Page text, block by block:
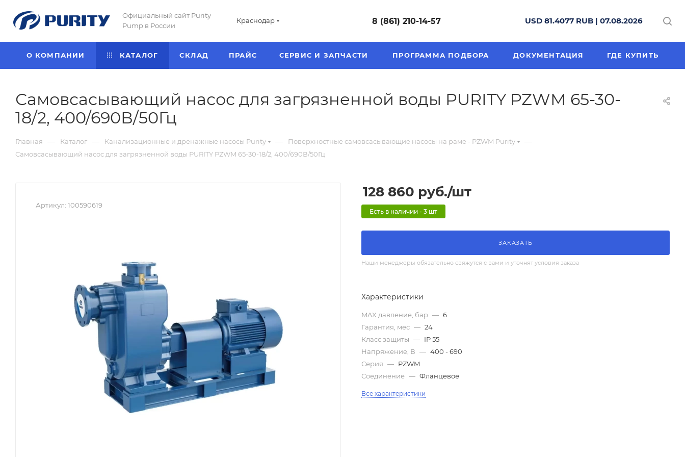
Официальный сайт Purity
Pump в России
Краснодар 8 (861) 210-14-57 USD 81.4077 RUB | 07.08.2026
О КОМПАНИИ КАТАЛОГ CКЛАД ПРАЙС СЕРВИС И ЗАПЧАСТИ ПРОГРАММА ПОДБОРА ДОКУМЕНТАЦИЯ ГДЕ КУПИТЬ
Самовсасывающий насос для загрязненной воды PURITY PZWM 65-30-
18/2, 400/690В/50Гц
Главная — Каталог — Канализационные и дренажные насосы Purity — Поверхностные самовсасывающие насосы на раме - PZWM Purity —
Самовсасывающий насос для загрязненной воды PURITY PZWM 65-30-18/2, 400/690В/50Гц
Артикул: 100590619
128 860 руб./шт
Есть в наличии - 3 шт
ЗАКАЗАТЬ
Наши менеджеры обязательно свяжутся с вами и уточнят условия заказа
Характеристики
MAX давление, бар — 6
Гарантия, мес — 24
Класс защиты — IP 55
Напряжение, В — 400 - 690
Серия — PZWM
Соединение — Фланцевое
Все характеристики